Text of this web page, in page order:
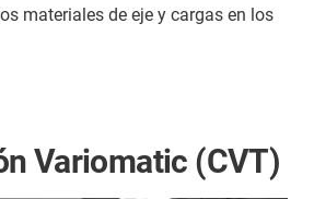
materiales de eje y cargas en los
Variomatic (CVT)